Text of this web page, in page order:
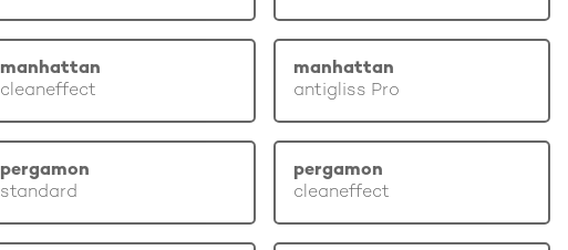
manhattan
cleaneffect
manhattan
antigliss Pro
pergamon
standard
pergamon
cleaneffect